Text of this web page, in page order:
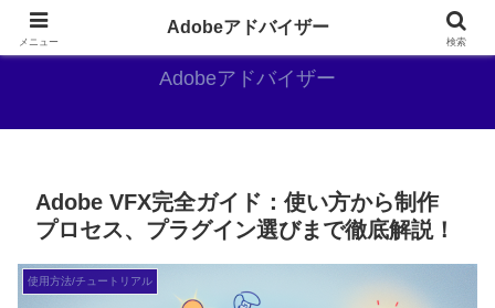
Adobe好きのAdobe推しブログ
Adobeアドバイザー
Adobe VFX完全ガイド：使い方から制作
プロセス、プラグイン選びまで徹底解説！
使用方法/チュートリアル
メニュー
Adobeアドバイザー
検索